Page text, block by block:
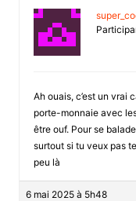
Ah ouais, c’est un vrai
porte-monnaie avec
être ouf. Pour se
surtout si tu veux pas
peu là
6 mai 2025 à 5h48